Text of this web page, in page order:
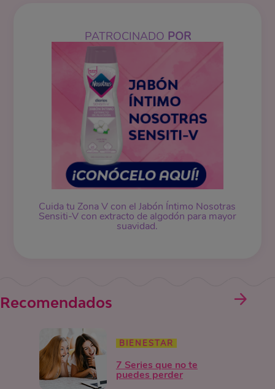
PATROCINADO POR
Cuida tu Zona V con el Jabón Íntimo Nosotras
Sensiti-V con extracto de algodón para mayor
suavidad.
Recomendados
BIENESTAR
7 Series que no te
puedes perder